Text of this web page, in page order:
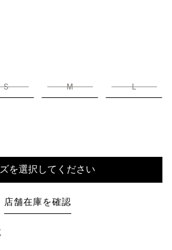
S M L
を選択してください
店舗在庫を確認